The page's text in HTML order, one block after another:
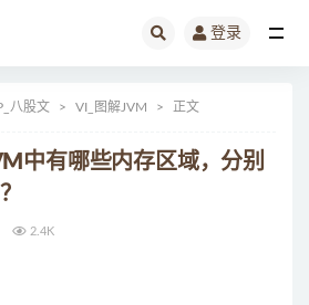
登录
八股文 VI_图解JVM 正文
中有哪些内存区域，分别
2.4K